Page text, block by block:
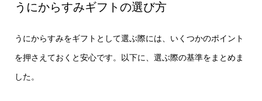
うにからすみギフトの選び方
うにからすみをギフトとして選ぶ際には、いくつかのポイント
を押さえておくと安心です。以下に、選ぶ際の基準をまとめま
した。